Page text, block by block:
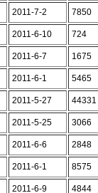
2011-7-2 7850
2011-6-10 724
2011-6-7 1675
2011-6-1 5465
2011-5-27 44331
2011-5-25 3066
2011-6-6 2848
2011-6-1 8575
2011-6-9 4844